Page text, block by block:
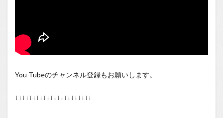
You Tubeのチャンネル登録もお願いします。
↓↓↓↓↓↓↓↓↓↓↓↓↓↓↓↓↓↓↓↓↓↓